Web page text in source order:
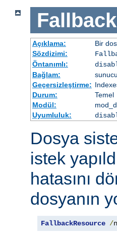
Açıklama:
Bir
Sözdizimi:
Öntanımlı:
Bağlam:
Geçersizleştirme:
Durum:
Temel
Modül:
Uyumluluk:
Dosya
istek
hatasını
dosyanın
FallbackResource /